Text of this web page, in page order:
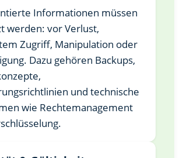
Informationen müssen
werden: vor Verlust,
Zugriff, Manipulation oder
Dazu gehören Backups,
und technische
wie Rechtemanagement